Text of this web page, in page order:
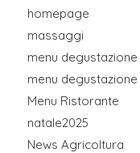
homepage
massaggi
menu degustazione
menu
Menu Ristorante
natale2025
News Agricoltura